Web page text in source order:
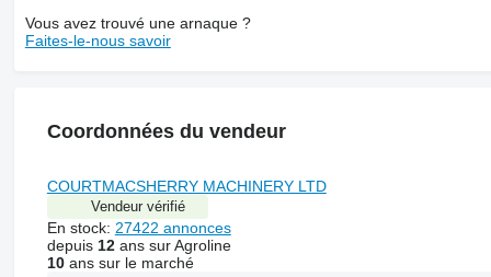
Vous avez trouvé une arnaque ?
Faites-le-nous savoir
Coordonnées du vendeur
COURTMACSHERRY MACHINERY LTD
Vendeur vérifié
En stock: 27422 annonces
depuis 12ans sur Agroline
10ans sur le marché